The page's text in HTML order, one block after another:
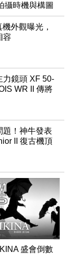
攝時機與構圖
外觀曝光，
容
力鏡頭 XF 50-
WR II 傳將
題！神牛發表
II 復古機頂
盛會倒數